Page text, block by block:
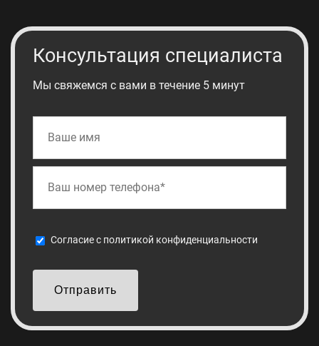
Консультация специалиста
Мы свяжемся с вами в течение 5 минут
Cогласие с политикой конфиденциальности
Отправить